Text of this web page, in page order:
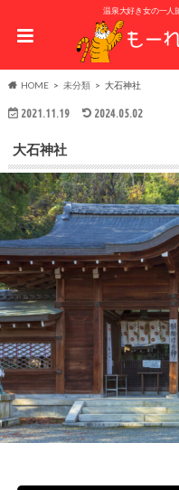
温泉大好き女の一人
HOME 未分類 大石神社
2021.11.19 2024.05.02
大石神社